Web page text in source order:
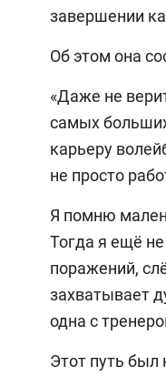
завершении
Об этом она
«Даже не
самых
карьеру
не просто
Я помню
Тогда я ещё
поражений,
захватывает
одна с
Этот путь был